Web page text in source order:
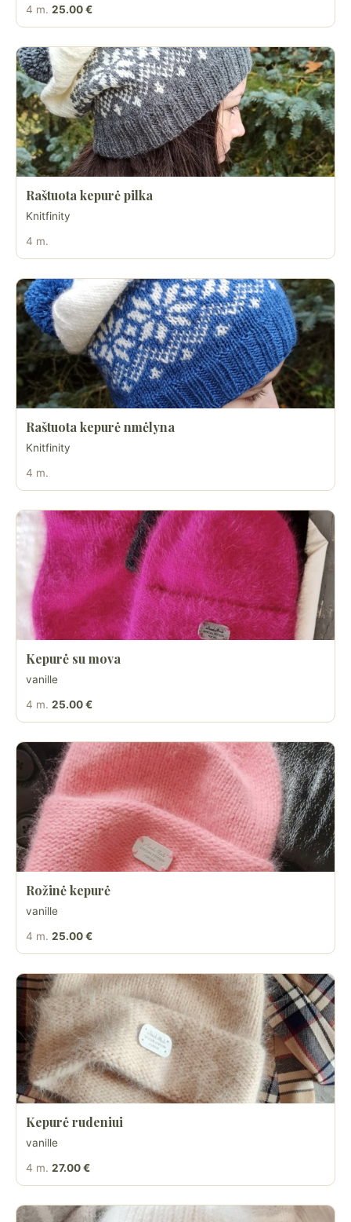
4 m. 25.00 €
Raštuota kepurė pilka
Knitfinity
4 m.
Raštuota kepurė nmėlyna
Knitfinity
4 m.
Kepurė su mova
vanille
4 m. 25.00 €
Rožinė kepurė
vanille
4 m. 25.00 €
Kepurė rudeniui
vanille
4 m. 27.00 €